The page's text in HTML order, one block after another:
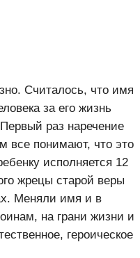
Считалось, что имя
за его жизнь
раз наречение
понимают, что это
исполняется 12
жрецы старой веры
Меняли имя и в
на грани жизни и
героическое